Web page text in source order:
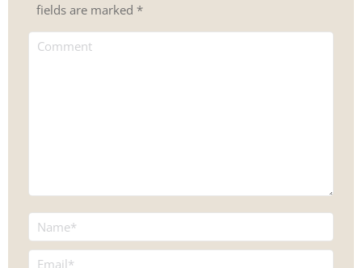
fields are marked *
Comment
Name *
Email *